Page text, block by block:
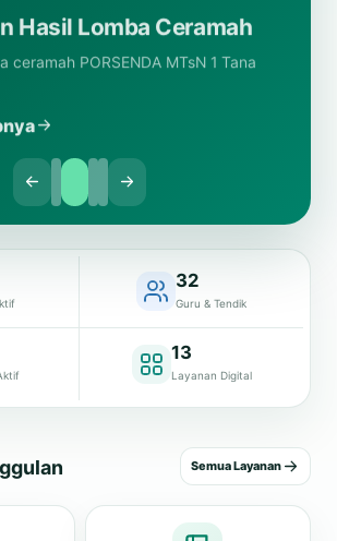
Hasil Lomba Ceramah
ceramah PORSENDA MTsN 1 Tana
32
Guru & Tendik
13
Layanan Digital
Semua Layanan